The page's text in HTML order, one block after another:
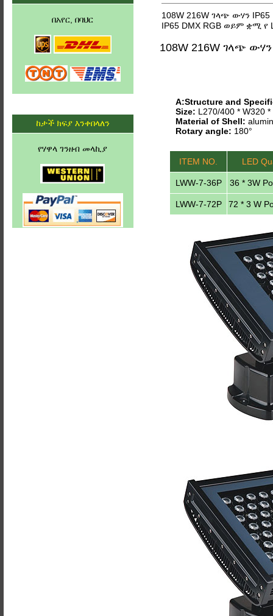
108W 216W ገላጭ ውሃን
IP65 DMX RGB ወይም ቋሚ የ
108W 216W ገላጭ
A:Structure and
Size: L270/400 * W320
Material of Shell:
Rotary angle: 180°
ITEM NO. LED
LWW-7-36P 36 * 3W
LWW-7-72P 72 * 3 W
በአየር, በባህር
ከታች ክፍያ እንቀበላለን
የሃዋላ ገንዘብ መላኪያ